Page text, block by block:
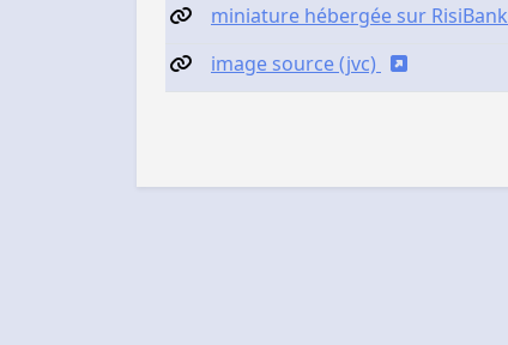
miniature hébergée sur RisiBank
image source (jvc)